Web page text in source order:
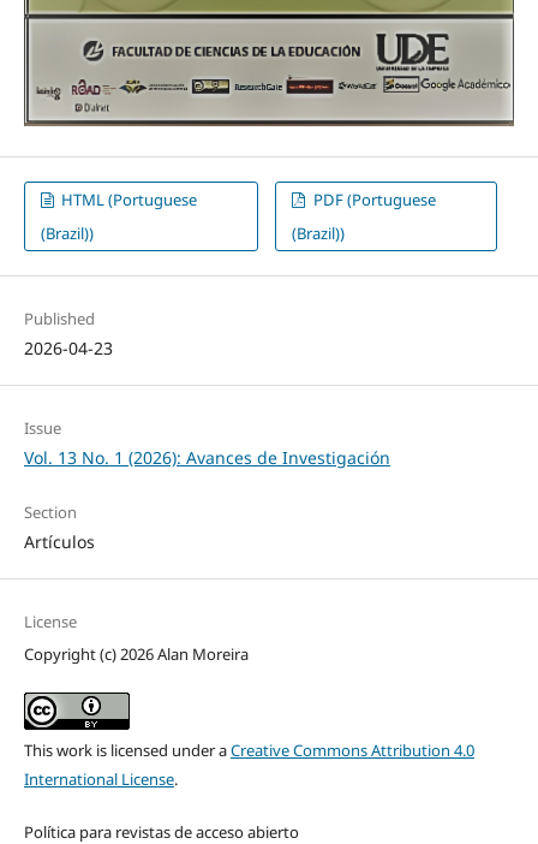
HTML (Portuguese
(Brazil))
PDF (Portuguese
(Brazil))
Published
2026-04-23
Issue
Vol. 13 No. 1 (2026): Avances de Investigación
Section
Artículos
License
Copyright (c) 2026 Alan Moreira
This work is licensed under aCreative Commons Attribution 4.0
International License.
Política para revistas de acceso abierto